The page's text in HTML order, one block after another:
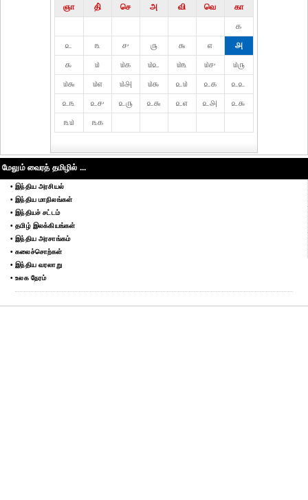
ஞா தி் செ அ வி வெ
கா
௧
௨
௩ ௪ ௫ ௬ ௭
௮
௯
௰ ௰௧ ௰௨ ௰௩ ௰௪
௰௫
௰௬
௰௭ ௰௮ ௰௯ ௨௰ ௨௧
௨௨
௨௩
௨௪ ௨௫ ௨௬ ௨௭ ௨௮
௨௯
௩௰
௩௧
மேலும் வைரத் தமிழில் ...
• இந்திய அரசியல்
• இந்திய மாநிலங்கள்
• இந்தியச் சட்டம்
• தமிழ் இலக்கியங்கள்
• இந்திய அரசாங்கம்
• கலைச்சொற்கள்
• இந்திய வரலாறு
• உலக நேரம்